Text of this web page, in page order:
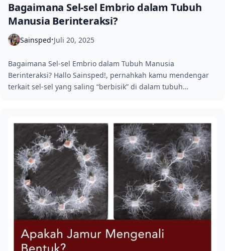
Bagaimana Sel-sel Embrio dalam Tubuh
Manusia Berinteraksi?
Sainsped•Juli 20, 2025
Bagaimana Sel-sel Embrio dalam Tubuh Manusia
Berinteraksi? Hallo Sainsped!, pernahkah kamu mendengar
terkait sel-sel yang saling “berbisik” di dalam tubuh…